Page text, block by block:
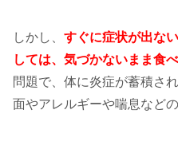
しかし、 すぐに症状が出な
しては、気づかないまま食
問題で、体に炎症が蓄積さ
面やアレルギーや喘息など